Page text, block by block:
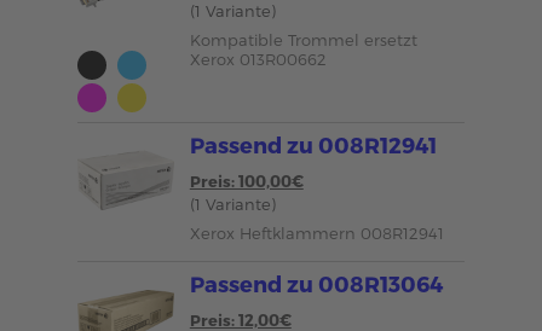
(1 Variante)
Kompatible Trommel ersetzt
Xerox 013R00662
Passend zu 008R12941
Preis: 100,00€
(1 Variante)
Xerox Heftklammern 008R12941
Passend zu 008R13064
Preis: 12,00€